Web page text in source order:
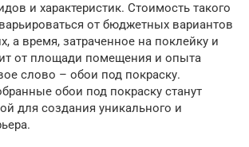
и характеристик. Стоимость такого
от бюджетных вариантов
а время, затраченное на поклейку и
от площади помещения и опыта
слово – обои под покраску.
обои под покраску станут
для создания уникального и